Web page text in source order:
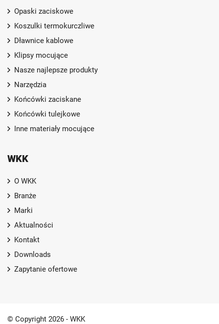
Opaski zaciskowe
Koszulki termokurczliwe
Dławnice kablowe
Klipsy mocujące
Nasze najlepsze produkty
Narzędzia
Końcówki zaciskane
Końcówki tulejkowe
Inne materiały mocujące
WKK
O WKK
Branże
Marki
Aktualności
Kontakt
Downloads
Zapytanie ofertowe
© Copyright 2026 - WKK